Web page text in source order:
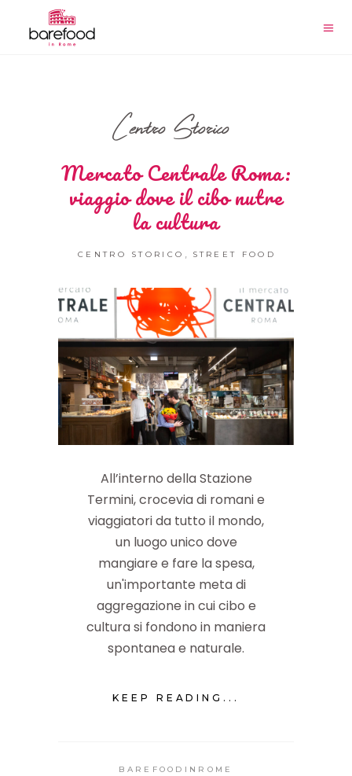
Centro Storico
Mercato Centrale Roma:
viaggio dove il cibo nutre
la cultura
CENTRO STORICO STREET FOOD
All’interno della Stazione
Termini, crocevia di romani e
viaggiatori da tutto il mondo,
un luogo unico dove
mangiare e fare la spesa,
un'importante meta di
aggregazione in cui cibo e
cultura si fondono in maniera
spontanea e naturale.
KEEP READING...
BAREFOODINROME